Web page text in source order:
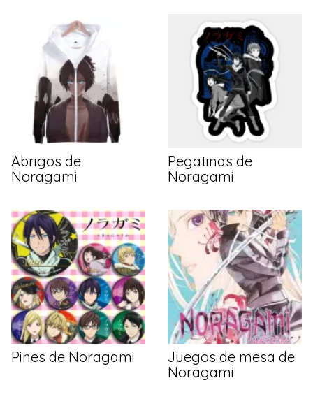
Abrigos de
Noragami
Pegatinas de
Noragami
Pines de Noragami
Juegos de mesa de
Noragami